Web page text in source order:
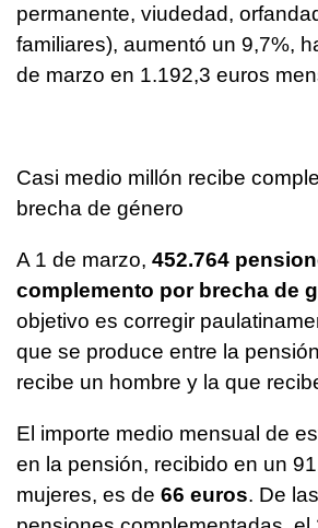
permanente, viudedad,
familiares), aumentó un 9,7%,
de marzo en 1.192,3 euros
Casi medio millón recibe
brecha de género
A 1 de marzo, 452.764
complemento por brecha de
objetivo es corregir
que se produce entre la
recibe un hombre y la que
El importe medio mensual de
en la pensión, recibido en un
mujeres, es de 66 euros. De